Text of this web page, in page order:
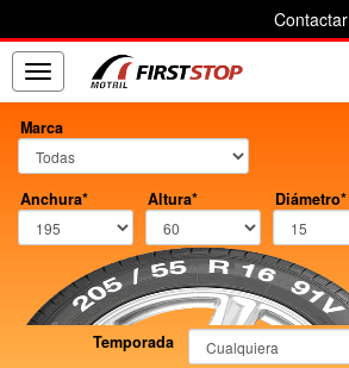
Contactar
Toggle
navigation
Marca
Anchura* Altura* Diámetro*
Temporada